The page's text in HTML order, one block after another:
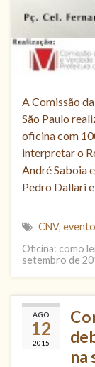
A Comissão
São Paulo
oficina com
interpretar o
André Saboia
Pedro Dallari
CNV, evento
Oficina: como
setembro de
AGO
12
2015
na